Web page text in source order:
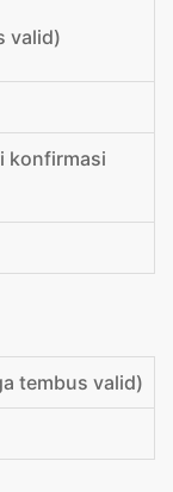
valid)
konfirmasi
tembus valid)